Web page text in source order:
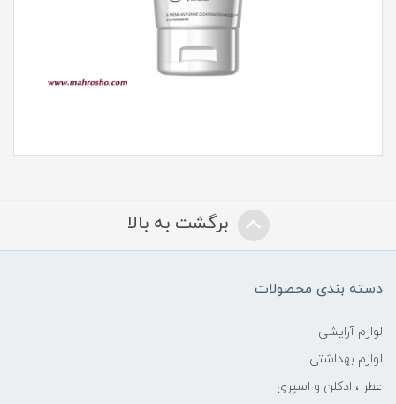
برگشت به بالا
دسته بندی محصولات
لوازم آرایشی
لوازم بهداشتی
عطر ، ادکلن و اسپری